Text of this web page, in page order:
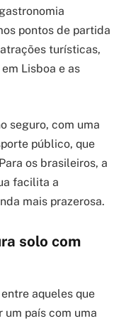
pontos de partida
turísticas,
Lisboa e as
seguro, com uma
público, que
os brasileiros, a
facilita a
mais prazerosa.
solo com
aqueles que
um país com uma